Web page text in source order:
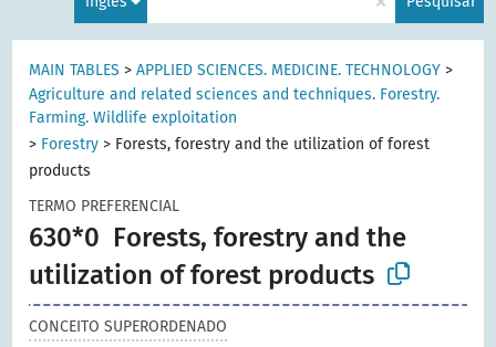
MAIN TABLES >APPLIED SCIENCES. MEDICINE. TECHNOLOGY >
Agriculture and related sciences and techniques. Forestry.
Farming. Wildlife exploitation
> Forestry > Forests, forestry and the utilization of forest
products
TERMO PREFERENCIAL
630*0 Forests, forestry and the
utilization of forest products
CONCEITO SUPERORDENADO